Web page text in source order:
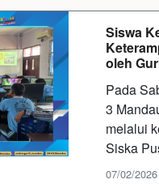
Siswa
oleh
Pada
3
melalui
Siska
07/02/